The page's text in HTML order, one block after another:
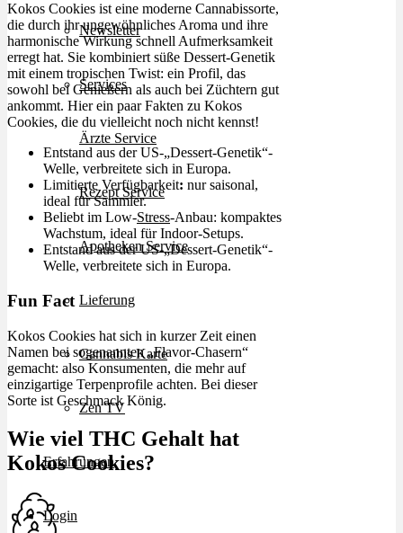
Newsletter
Services
Ärzte Service
Rezept Service
Apotheken Service
Lieferung
Cannabis Karte
Zen TV
Erfahrungen
Login
Kokos Cookies ist eine moderne Cannabissorte,
die durch ihr ungewöhnliches Aroma und ihre
harmonische Wirkung schnell Aufmerksamkeit
erregt hat. Sie kombiniert süße Dessert-Genetik
mit einem tropischen Twist: ein Profil, das
sowohl bei Genießern als auch bei Züchtern gut
ankommt. Hier ein paar Fakten zu Kokos
Cookies, die du vielleicht noch nicht kennst!
Entstand aus der US-„Dessert-Genetik“-
Welle, verbreitete sich in Europa.
Limitierte Verfügbarkeit: nur saisonal,
ideal für Sammler.
Beliebt im Low-Stress-Anbau: kompaktes
Wachstum, ideal für Indoor-Setups.
Entstand aus der US-„Dessert-Genetik“-
Welle, verbreitete sich in Europa.
Fun Fact
Kokos Cookies hat sich in kurzer Zeit einen
Namen bei sogenannten „Flavor-Chasern“
gemacht: also Konsumenten, die mehr auf
einzigartige Terpenprofile achten. Bei dieser
Sorte ist Geschmack König.
Wie viel THC Gehalt hat
Kokos Cookies?